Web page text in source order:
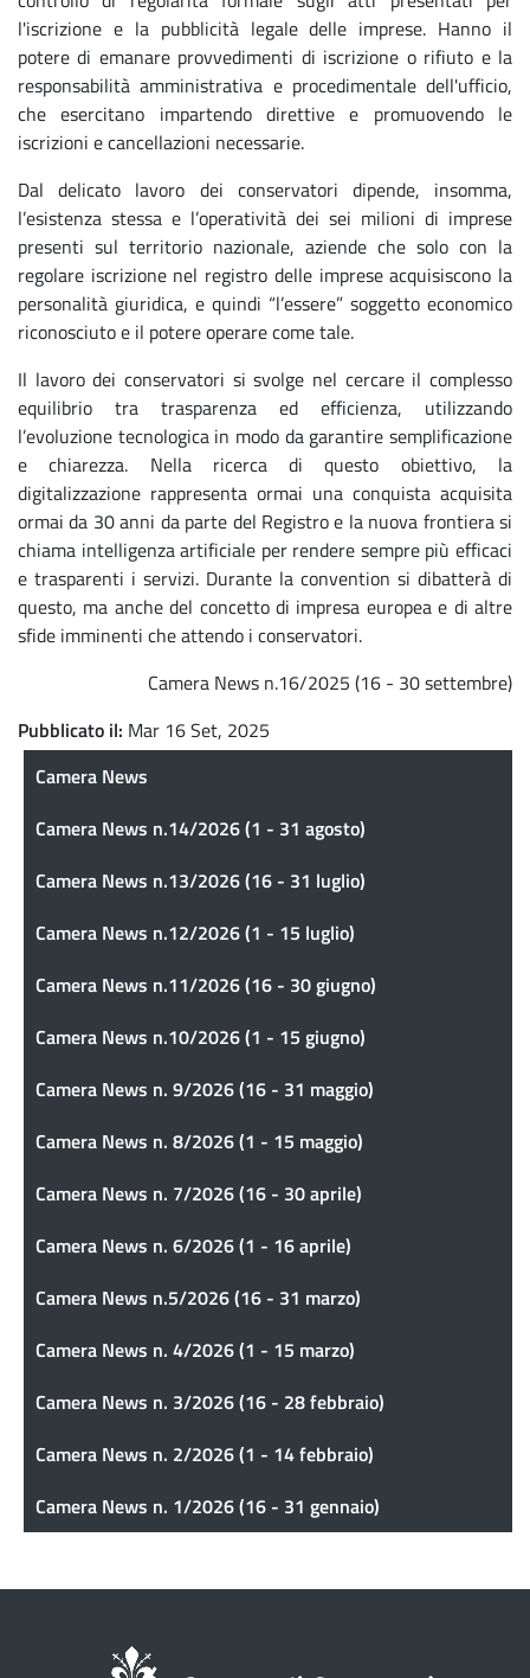
l'iscrizione e la pubblicità legale delle imprese. Hanno il
potere di emanare provvedimenti di iscrizione o rifiuto e la
responsabilità amministrativa e procedimentale dell'ufficio,
che esercitano impartendo direttive e promuovendo le
iscrizioni e cancellazioni necessarie.
Dal delicato lavoro dei conservatori dipende, insomma,
l’esistenza stessa e l’operatività dei sei milioni di imprese
presenti sul territorio nazionale, aziende che solo con la
regolare iscrizione nel registro delle imprese acquisiscono la
personalità giuridica, e quindi “l’essere” soggetto economico
riconosciuto e il potere operare come tale.
Il lavoro dei conservatori si svolge nel cercare il complesso
equilibrio tra trasparenza ed efficienza, utilizzando
l’evoluzione tecnologica in modo da garantire semplificazione
e chiarezza. Nella ricerca di questo obiettivo, la
digitalizzazione rappresenta ormai una conquista acquisita
ormai da 30 anni da parte del Registro e la nuova frontiera si
chiama intelligenza artificiale per rendere sempre più efficaci
e trasparenti i servizi. Durante la convention si dibatterà di
questo, ma anche del concetto di impresa europea e di altre
sfide imminenti che attendo i conservatori.
Camera News n.16/2025 (16 - 30 settembre)
Pubblicato il Mar 16 Set, 2025
Camera News
Camera News
Camera News n.14/2026 (1 - 31 agosto)
Camera News n.13/2026 (16 - 31 luglio)
Camera News n.12/2026 (1 - 15 luglio)
Camera News n.11/2026 (16 - 30 giugno)
Camera News n.10/2026 (1 - 15 giugno)
Camera News n. 9/2026 (16 - 31 maggio)
Camera News n. 8/2026 (1 - 15 maggio)
Camera News n. 7/2026 (16 - 30 aprile)
Camera News n. 6/2026 (1 - 16 aprile)
Camera News n.5/2026 (16 - 31 marzo)
Camera News n. 4/2026 (1 - 15 marzo)
Camera News n. 3/2026 (16 - 28 febbraio)
Camera News n. 2/2026 (1 - 14 febbraio)
Camera News n. 1/2026 (16 - 31 gennaio)